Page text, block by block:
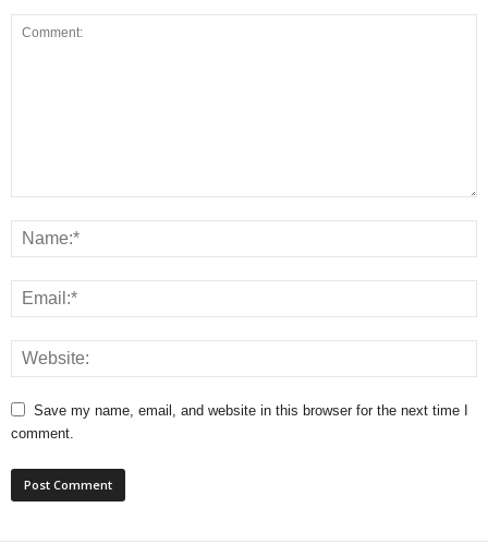
Save my name, email, and website in this browser for the next time I
comment.